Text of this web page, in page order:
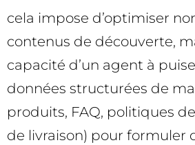
cela impose d’optimiser
contenus de découverte,
capacité d’un agent à
données structurées de
produits, FAQ, politiques
de livraison) pour formuler